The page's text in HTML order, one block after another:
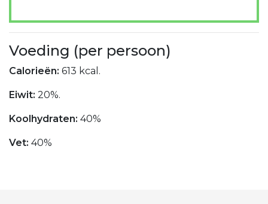
Voeding (per persoon)
Calorieën: 613 kcal.
Eiwit: 20%.
Koolhydraten: 40%
Vet: 40%